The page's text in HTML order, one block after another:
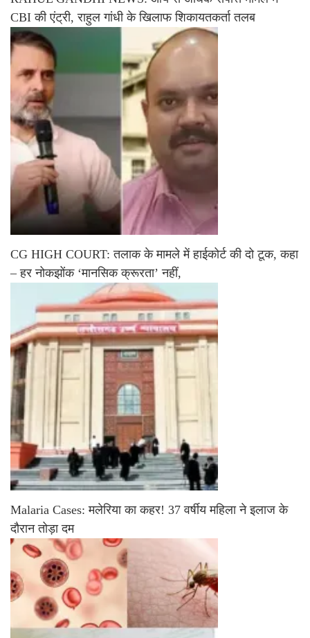
CBI की एंट्री, राहुल गांधी के खिलाफ शिकायतकर्ता तलब
CG HIGH COURT: तलाक के मामले में हाईकोर्ट की दो टूक, कहा
– हर नोकझोंक ‘मानसिक क्रूरता’ नहीं,
Malaria Cases: मलेरिया का कहर! 37 वर्षीय महिला ने इलाज के
दौरान तोड़ा दम